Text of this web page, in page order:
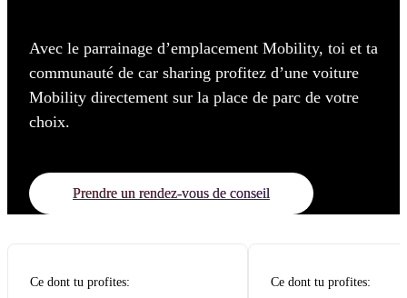
Avec le parrainage d’emplacement Mobility, toi et ta
communauté de car sharing profitez d’une voiture
Mobility directement sur la place de parc de votre
choix.
Prendre un rendez-vous de conseil
Ce dont tu profites: Ce dont tu profites: